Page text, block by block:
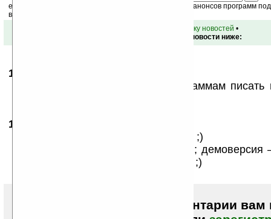
ежедневный или еженедельный дайджест новостей, анонсов программ
ваш почтовый ящик.
вернуться к списку новостей •
Обсуждение этой новости ниже:
18.04.2007
Желательно во обзорах по программам
18.04.2007
а там рядом с названием написано ;)
перевожу: шареварная — платная; демоверсия
урезанная; и еще есть бесплатные ;)
Чтобы писать комментарии вам